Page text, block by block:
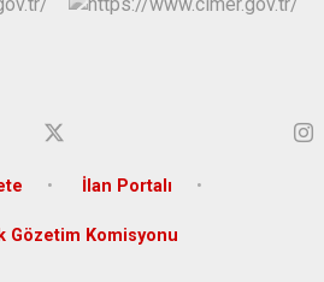
İlan Portalı
Gözetim Komisyonu